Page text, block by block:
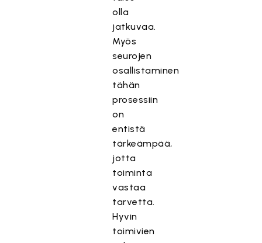
olla
jatkuvaa.
Myös
seurojen
osallistaminen
tähän
prosessiin
on
entistä
tärkeämpää,
jotta
toiminta
vastaa
tarvetta.
Hyvin
toimivien